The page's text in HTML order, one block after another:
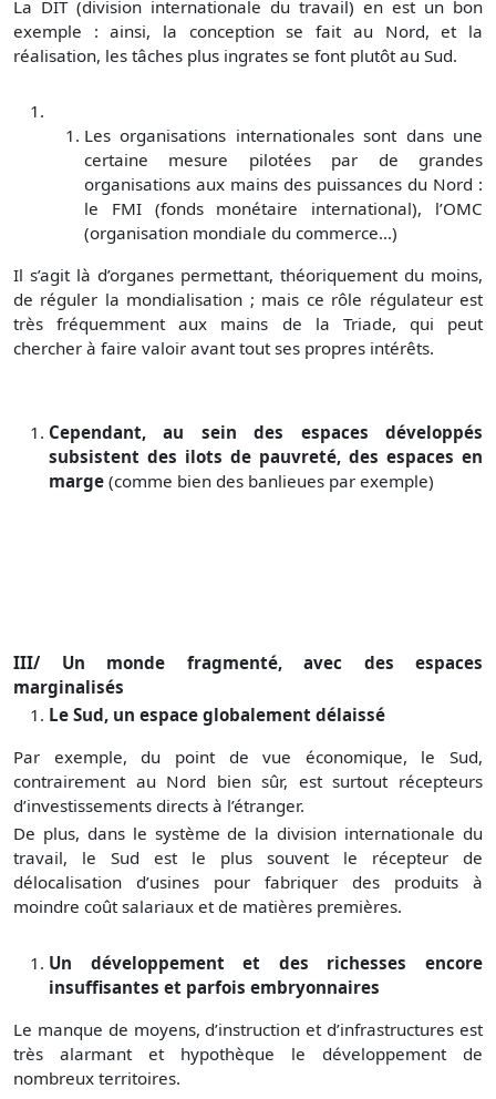
La DIT (division internationale du travail) en est un bon
exemple : ainsi, la conception se fait au Nord, et la
réalisation, les tâches plus ingrates se font plutôt au Sud.
Les organisations internationales sont dans une
certaine mesure pilotées par de grandes
organisations aux mains des puissances du Nord :
le FMI (fonds monétaire international), l’OMC
(organisation mondiale du commerce…)
Il s’agit là d’organes permettant, théoriquement du moins,
de réguler la mondialisation ; mais ce rôle régulateur est
très fréquemment aux mains de la Triade, qui peut
chercher à faire valoir avant tout ses propres intérêts.
Cependant, au sein des espaces développés
subsistent des ilots de pauvreté, des espaces en
marge (comme bien des banlieues par exemple)
III/ Un monde fragmenté, avec des espaces
marginalisés
Le Sud, un espace globalement délaissé
Par exemple, du point de vue économique, le Sud,
contrairement au Nord bien sûr, est surtout récepteurs
d’investissements directs à l’étranger.
De plus, dans le système de la division internationale du
travail, le Sud est le plus souvent le récepteur de
délocalisation d’usines pour fabriquer des produits à
moindre coût salariaux et de matières premières.
Un développement et des richesses encore
insuffisantes et parfois embryonnaires
Le manque de moyens, d’instruction et d’infrastructures est
très alarmant et hypothèque le développement de
nombreux territoires.